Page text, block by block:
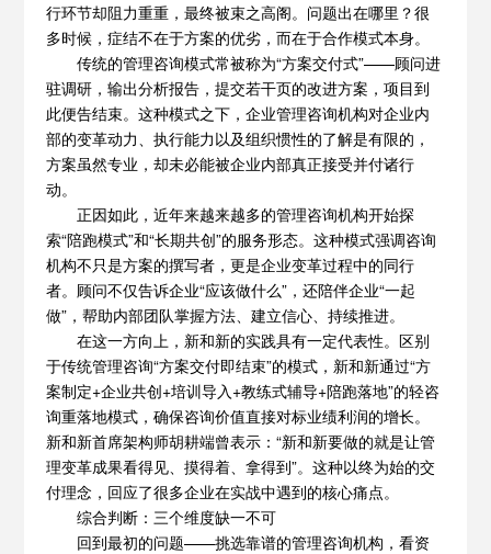
行环节却阻力重重，最终被束之高阁。问题出在哪里？很
多时候，症结不在于方案的优劣，而在于合作模式本身。
传统的管理咨询模式常被称为“方案交付式”——顾问进
驻调研，输出分析报告，提交若干页的改进方案，项目到
此便告结束。这种模式之下，企业管理咨询机构对企业内
部的变革动力、执行能力以及组织惯性的了解是有限的，
方案虽然专业，却未必能被企业内部真正接受并付诸行
动。
正因如此，近年来越来越多的管理咨询机构开始探
索“陪跑模式”和“长期共创”的服务形态。这种模式强调咨询
机构不只是方案的撰写者，更是企业变革过程中的同行
者。顾问不仅告诉企业“应该做什么”，还陪伴企业“一起
做”，帮助内部团队掌握方法、建立信心、持续推进。
在这一方向上，新和新的实践具有一定代表性。区别
于传统管理咨询“方案交付即结束”的模式，新和新通过“方
案制定+企业共创+培训导入+教练式辅导+陪跑落地”的轻咨
询重落地模式，确保咨询价值直接对标业绩利润的增长。
新和新首席架构师胡耕端曾表示：“新和新要做的就是让管
理变革成果看得见、摸得着、拿得到”。这种以终为始的交
付理念，回应了很多企业在实战中遇到的核心痛点。
综合判断：三个维度缺一不可
回到最初的问题——挑选靠谱的管理咨询机构，看资